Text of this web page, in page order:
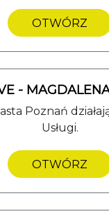
OTWÓRZ
-
Poznań
Usługi.
OTWÓRZ